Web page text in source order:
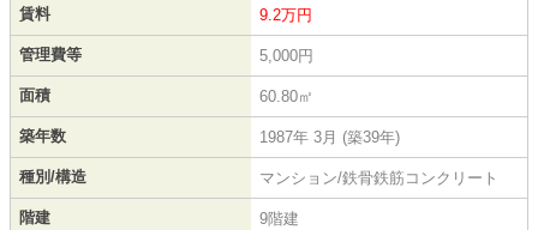
賃料 9.2万円
管理費等 5,000円
面積 60.80㎡
築年数 1987年 3月 (築39年)
種別/構造 マンション/鉄骨鉄筋コンクリート
階建 9階建